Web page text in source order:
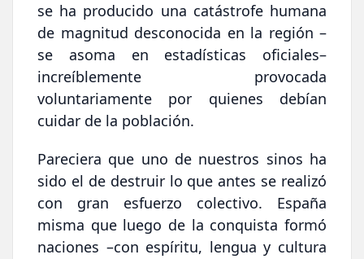
se ha producido una catástrofe humana
de magnitud desconocida en la región –
se asoma en estadísticas oficiales–
increíblemente provocada
voluntariamente por quienes debían
cuidar de la población.
Pareciera que uno de nuestros sinos ha
sido el de destruir lo que antes se realizó
con gran esfuerzo colectivo. España
misma que luego de la conquista formó
naciones –con espíritu, lengua y cultura